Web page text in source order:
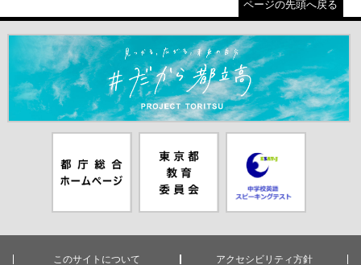
ページの先頭へ戻る
＃だから都立高（別ウインドウが開きます）
ムページ（別
ウインドウが
員会（別ウイ
ンドウが開き
ピーキングテ
スト（別ウイ
ンドウが開き
このサイトについて アクセシビリティ方針